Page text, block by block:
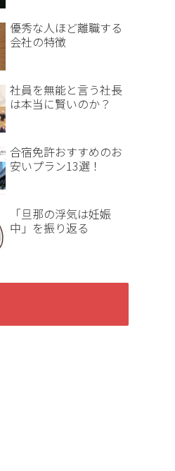
優秀な人ほど離職する
会社の特徴
社員を無能と言う社長
は本当に賢いのか？
合宿免許おすすめのお
安いプラン13選！
「旦那の浮気は妊娠
中」を振り返る